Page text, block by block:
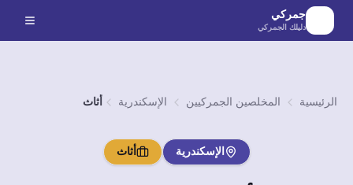
الانتقال إلى المحتوى الرئيسي
جمركي
دليلك الجمركي
الرئيسية المخلصين الجمركيين الإسكندرية أثاث
الإسكندرية أثاث